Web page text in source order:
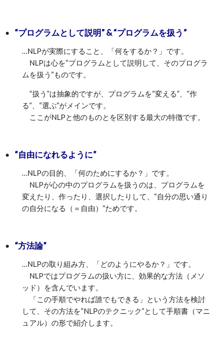
“プログラムとして説明” & “プログラムを扱う”
…NLPが実際にすること、「何をするか？」です。
NLPは心を“プログラムとして説明して、そのプログラ
ムを扱う”ものです。
“扱う”は抽象的ですが、プログラムを“変える”、“作
る”、“選ぶ”がメインです。
ここがNLPと他のものとを区別する最大の特徴です。
“自由になれるように”
…NLPの目的、「何のためにするか？」です。
NLPが心の中のプログラムを扱うのは、プログラムを
変えたり、作ったり、選択したりして、“自分の思い通り
の自分になる（＝自由）”ためです。
“方法論”
…NLPの取り組み方、「どのようにやるか？」です。
NLPではプログラムの扱い方に、効果的な方法（メソ
ッド）を含んでいます。
「この手順でやれば誰でもできる」という方法を検討
して、その方法を“NLPのテクニック”として手順書（マニ
ュアル）の形で紹介します。